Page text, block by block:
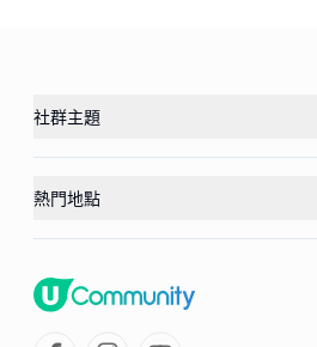
社群主題
熱門地點